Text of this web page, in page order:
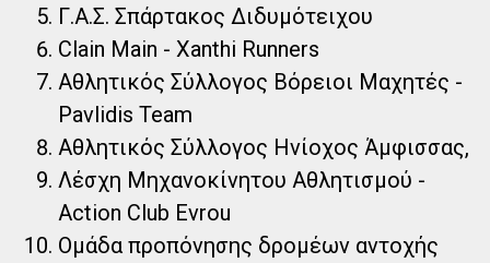
Γ.Α.Σ. Σπάρτακος Διδυμότειχου
Clain Main - Xanthi Runners
Αθλητικός Σύλλογος Βόρειοι Μαχητές -
Pavlidis Team
Αθλητικός Σύλλογος Ηνίοχος Άμφισσας,
Λέσχη Μηχανοκίνητου Αθλητισμού -
Action Club Evrou
Ομάδα προπόνησης δρομέων αντοχής